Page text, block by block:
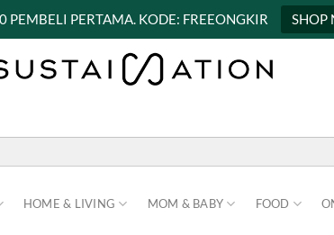
PEMBELI PERTAMA. KODE: FREEONGKIR SHOP
HOME & LIVING MOM & BABY FOOD